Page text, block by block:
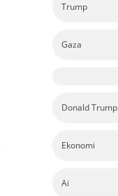
Trump
Gaza
Donald Trump
Ekonomi
Ai